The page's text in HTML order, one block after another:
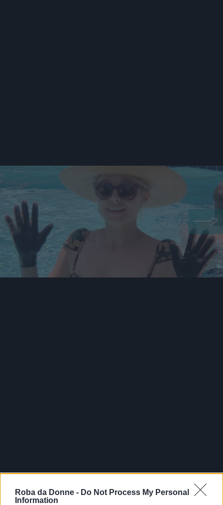
Roba da Donne - Do Not Process My Personal
Information